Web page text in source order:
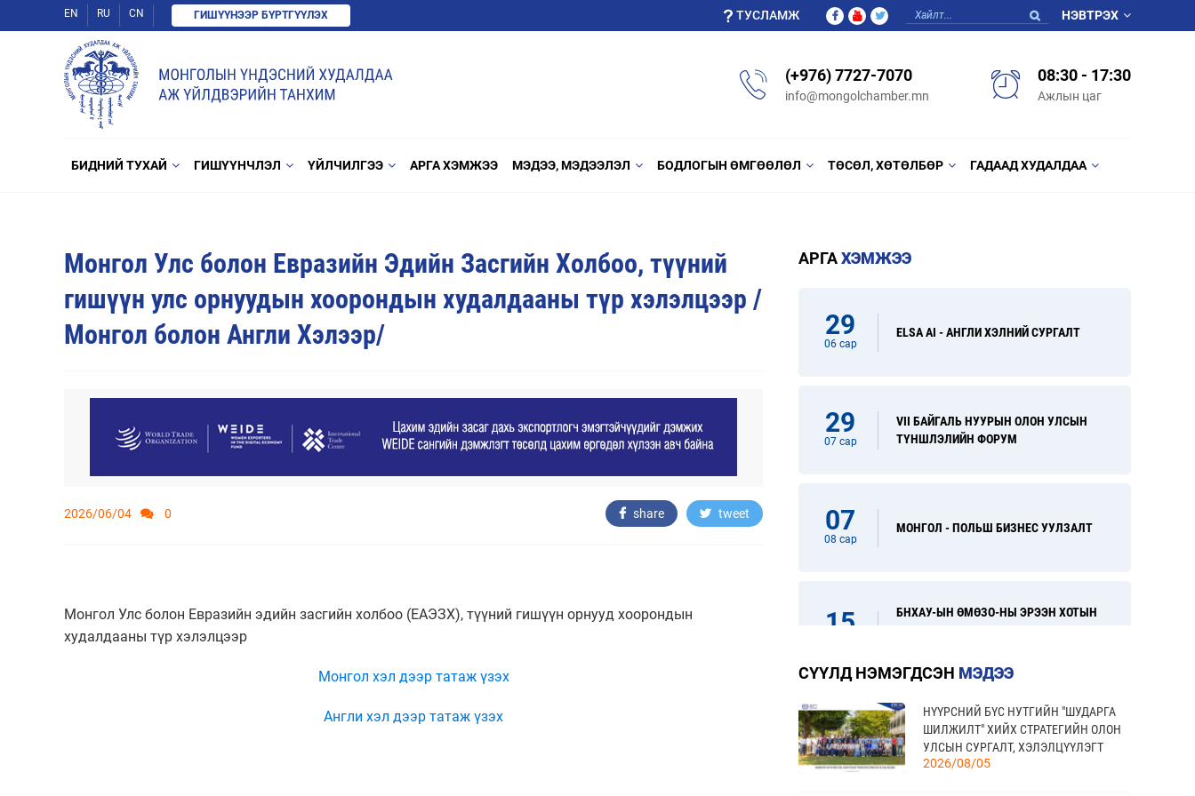
EN RU CN ГИШҮҮНЭЭР БҮРТГҮҮЛЭХ ТУСЛАМЖ НЭВТРЭХ
(+976) 7727-7070
info@mongolchamber.mn
08:30 - 17:30
Ажлын цаг
БИДНИЙ ТУХАЙ ГИШҮҮНЧЛЭЛ ҮЙЛЧИЛГЭЭ АРГА ХЭМЖЭЭ МЭДЭЭ, МЭДЭЭЛЭЛ БОДЛОГЫН ӨМГӨӨЛӨЛ ТӨСӨЛ, ХӨТӨЛБӨР ГАДААД ХУДАЛДАА
Монгол Улс болон Евразийн Эдийн Засгийн Холбоо, түүний
гишүүн улс орнуудын хоорондын худалдааны түр хэлэлцээр /
Монгол болон Англи Хэлээр/
2026/06/04 0 share tweet
Монгол Улс болон Евразийн эдийн засгийн холбоо (ЕАЭЗХ), түүний гишүүн орнууд хоорондын
худалдааны түр хэлэлцээр
Монгол хэл дээр татаж үзэх
Англи хэл дээр татаж үзэх
АРГАХЭМЖЭЭ
29
06 сар
ELSA AI - АНГЛИ ХЭЛНИЙ СУРГАЛТ
29
07 сар
VII БАЙГАЛЬ НУУРЫН ОЛОН УЛСЫН
ТҮНШЛЭЛИЙН ФОРУМ
07
08 сар
МОНГОЛ - ПОЛЬШ БИЗНЕС УУЛЗАЛТ
15
БНХАУ-ЫН ӨМӨЗО-НЫ ЭРЭЭН ХОТЫН
31
08 сар
“FINE FOOD AUSTRALIA 2026” ОЛОН
УЛСЫН ХҮНСНИЙ САЛБАРЫН
ҮЗЭСГЭЛЭН
СҮҮЛД НЭМЭГДСЭН МЭДЭЭ
НҮҮРСНИЙ БҮС НУТГИЙН "ШУДАРГА
ШИЛЖИЛТ" ХИЙХ СТРАТЕГИЙН ОЛОН
УЛСЫН СУРГАЛТ, ХЭЛЭЛЦҮҮЛЭГТ
ОРОЛЦЛОО
2026/08/05